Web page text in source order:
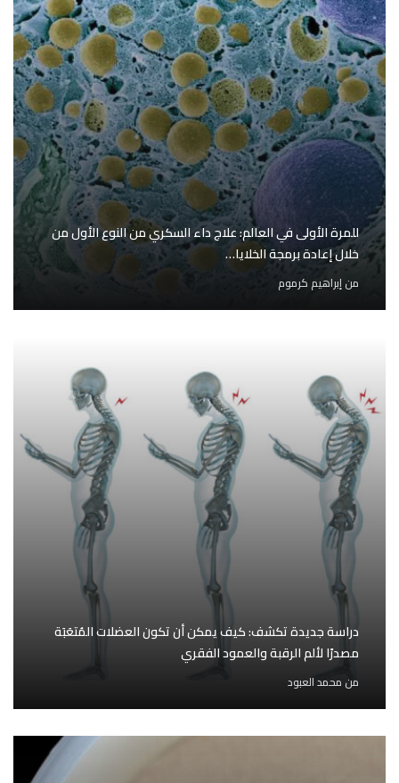
للمرة الأولى في العالم: علاج داء السكري من النوع الأول من
خلال إعادة برمجة الخلايا…
منإبراهيم كرموم
دراسة جديدة تكشف: كيف يمكن أن تكون العضلات المُتعَبَة
مصدرًا لألم الرقبة والعمود الفقري
من محمد العبود